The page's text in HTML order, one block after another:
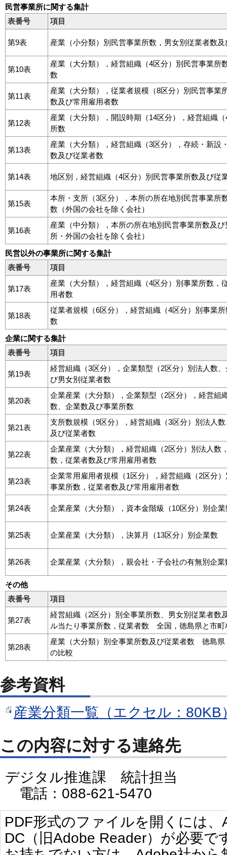
民営事業所に関する集計
表番号
項目
第9表 産業（小分類）別民営事業所数，男女別従業者数
第10表
産業（大分類），経営組織（4区分）別民営事業所
数
第11表
産業（大分類），従業者規模（8区分）別民営事業
数及び常用雇用者数
第12表
産業（大分類），開設時期（14区分），経営組織
所数
第13表
産業（大分類），経営組織（3区分），存続・新設
数及び従業者数
第14表 地区別，経営組織（4区分）別民営事業所数及び従
第15表
本所・支所（3区分），本所の所在地別民営事業所
数（外国の会社を除く会社）
第16表
産業（中分類），本所の所在地別民営事業所数及
所・外国の会社を除く会社）
民営以外の事業所に関する集計
表番号
項目
第17表
産業（大分類），経営組織（4区分）別事業所数，
用者数
第18表
従業者規模（6区分），経営組織（4区分）別事業
数
企業に関する集計
表番号
項目
第19表
経営組織（3区分），企業類型（2区分）別法人数
び男女別従業者数
第20表
企業産業（大分類），企業類型（2区分），経営組
数、企業数及び事業所数
第21表
支所数規模（9区分），経営組織（3区分）別法人
及び従業者数
第22表
企業産業（大分類），経営組織（2区分）別法人数
数，従業者数及び常用雇用者数
第23表
企業常用雇用者規模（1区分），経営組織（2区分
事業所数，従業者数及び常用雇用者数
第24表 企業産業（大分類），資本金階級（10区分）別企業
第25表 企業産業（大分類），決算月（13区分）別企業数
第26表 企業産業（大分類），親会社・子会社の有無別企業
その他
表番号
項目
第27表
経営組織（2区分）別全事業所数、男女別従業者数
ル当たり事業所数，従業者数 全国，徳島県と市町
第28表
産業（大分類）別全事業所数及び従業者数 徳島県
の比較
参考資料
産業分類一覧（エクセル：80KB
この内容に対する連絡先
デジタル推進課 統計担当
電話：088-621-5470
PDF形式のファイルを開くには
DC（旧Adobe Reader）が必要で